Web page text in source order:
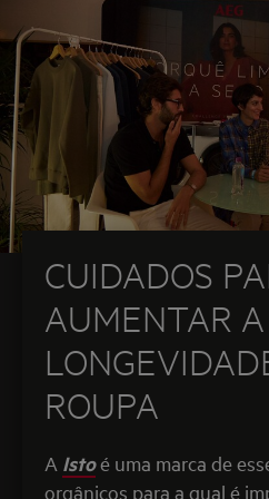
CUIDADOS
AUMENTAR A
ROUPA
A Istoé uma marca de
orgânicos para a qual é